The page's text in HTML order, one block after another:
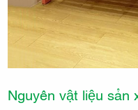
Nguyên vật liệu sản